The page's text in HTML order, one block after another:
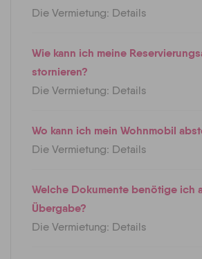
Die Vermietung: Details
Wie kann ich meine
stornieren?
Die Vermietung: Details
Wo kann ich mein Wohnmobil
Die Vermietung: Details
Welche Dokumente benötige ich
Übergabe?
Die Vermietung: Details